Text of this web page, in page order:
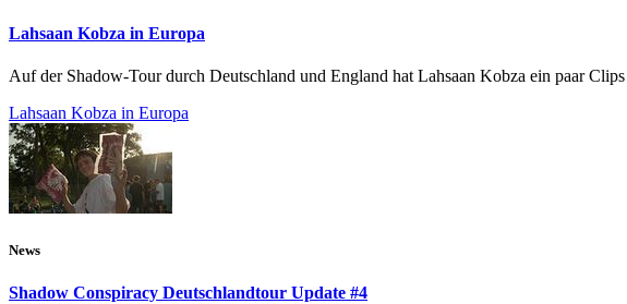
Lahsaan Kobza in Europa
Auf der Shadow-Tour durch Deutschland und England hat Lahsaan Kobza ein paar
Lahsaan Kobza in Europa
News
Shadow Conspiracy Deutschlandtour Update #4